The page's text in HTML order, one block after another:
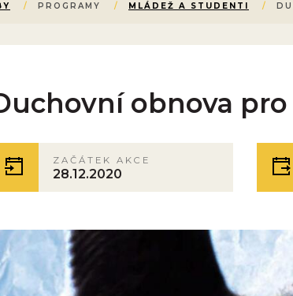
/ PROGRAMY / MLÁDEŽ A STUDENTI /
obnova pro
ZAČÁTEK AKCE
28.12.2020